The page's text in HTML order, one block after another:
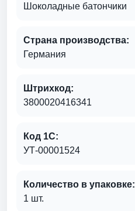
Шоколадные батончики
Страна производства:
Германия
Штрихкод:
3800020416341
Код 1С:
УТ-00001524
Количество в упаковке:
1 шт.